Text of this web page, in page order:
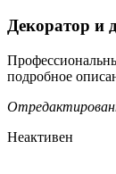
Декоратор и
подробное
Неактивен